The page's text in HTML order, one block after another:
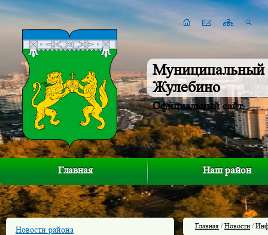
Муниципальный
Жулебино
Официальный сайт
Главная Наш район
Новости района
Главная /Новости/